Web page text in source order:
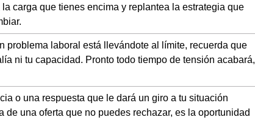
carga que tienes encima y replantea la estrategia que
problema laboral está llevándote al límite, recuerda que
ni tu capacidad. Pronto todo tiempo de tensión acabará,
o una respuesta que le dará un giro a tu situación
de una oferta que no puedes rechazar, es la oportunidad